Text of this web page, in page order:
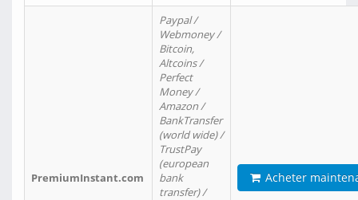
PremiumInstant.com
Paypal /
Webmoney /
Bitcoin,
Altcoins /
Perfect
Money /
Amazon /
BankTransfer
(world wide) /
TrustPay
(european
bank
transfer) /
Acheter